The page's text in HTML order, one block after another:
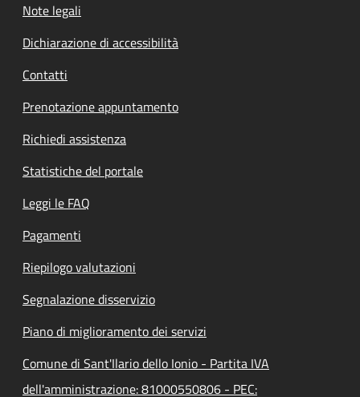
Note legali
Dichiarazione di accessibilità
Contatti
Prenotazione appuntamento
Richiedi assistenza
Statistiche del portale
Leggi le FAQ
Pagamenti
Riepilogo valutazioni
Segnalazione disservizio
Piano di miglioramento dei servizi
Comune di Sant'Ilario dello Ionio - Partita IVA
dell'amministrazione: 81000550806 - PEC: